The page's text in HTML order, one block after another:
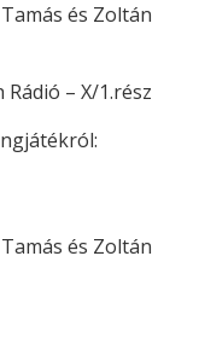
és Zoltán
– X/1.rész
és Zoltán